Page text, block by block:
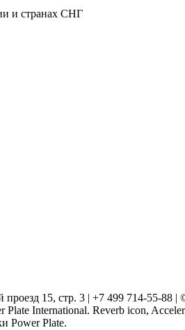
и странах СНГ
15, стр. 3 | +7 499 714-55-88
Plate International. Reverb icon,
Power Plate.